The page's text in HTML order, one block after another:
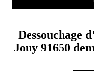
Dessouchage
Jouy 91650